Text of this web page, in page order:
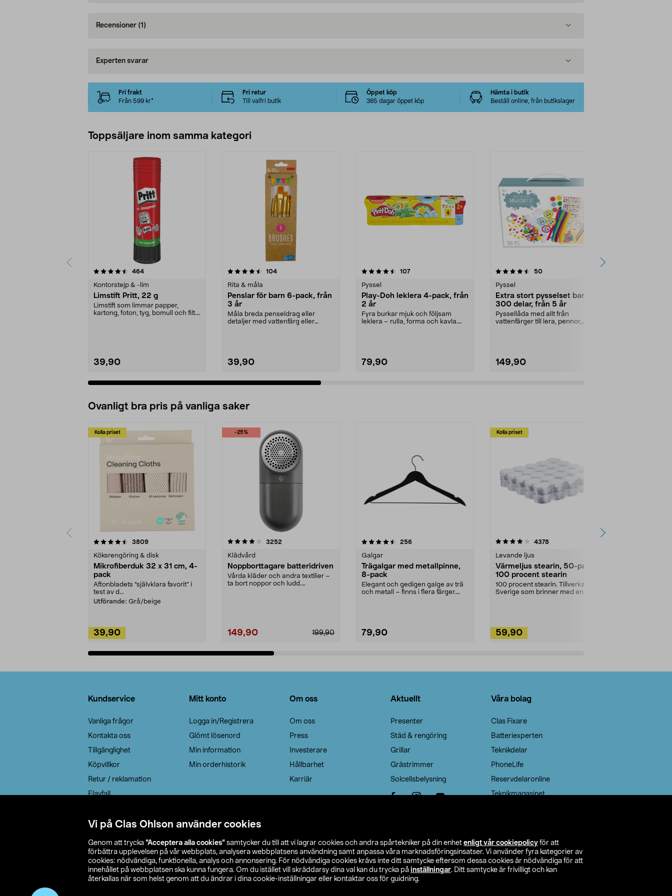
Vi på Clas Ohlson använder cookies
Genom att trycka ”Acceptera alla cookies” samtycker du till att vi lagrar cookies och andra spårtekniker på din enhet enligt vår cookiepolicy för att
förbättra upplevelsen på vår webbplats, analysera webbplatsens användning samt anpassa våra marknadsföringsinsatser. Vi använder fyra kategorier av
cookies: nödvändiga, funktionella, analys och annonsering. För nödvändiga cookies krävs inte ditt samtycke eftersom dessa cookies är nödvändiga för att
innehållet på webbplatsen ska kunna fungera. Om du istället vill skräddarsy dina val kan du trycka på inställningar. Ditt samtycke är frivilligt och kan
återkallas när som helst genom att du ändrar i dina cookie-inställningar eller kontaktar oss för guidning.
Recensioner (1)
Experten svarar
Fri frakt
Från 599 kr*
Fri retur
Till valfri butik
Öppet köp
365 dagar öppet köp
Hämta i butik
Beställ online, från butikslager
Toppsäljare inom samma kategori
464recensioner
Kontorstejp & -lim
Limstift Pritt, 22 g
Limstift som limmar papper,
kartong, foton, tyg, bomull och filt.
39,90
4.5 av 5 stjärnor 104recensioner
Rita & måla
Penslar för barn 6-pack, från
3 år
Måla breda penseldrag eller
detaljer med vattenfärg eller
39,90
4.5 av 5 stjärnor 107recensioner
Pyssel
Play-Doh leklera 4-pack, från
2 år
Fyra burkar mjuk och följsam
leklera – rulla, forma och kavla.
79,90
4.5 av 5 stjärnor 50recensioner
Pyssel
Extra stort pysselset barn,
300 delar, från 5 år
Pyssellåda med allt från
vattenfärger till lera, pennor,
149,90
4.5 av 5 stjärnor
Ovanligt bra pris på vanliga saker
Kolla priset
3809recensioner
Köksrengöring & disk
Mikrofiberduk 32 x 31 cm, 4-
pack
Aftonbladets "självklara favorit” i
test av d...
Utförande: Grå/beige
39,90
-25%
4.0av 5 stjärnor 3252
Klädvård
Noppborttagare batteridriven
Vårda kläder och andra textilier –
ta bort noppor och ludd.
199,90
149,90
4.5av 5 stjärnor 256recensioner
Galgar
Trägalgar med metallpinne,
8-pack
Elegant och gedigen galge av trä
och metall – finns i flera färger.
79,90
Kolla priset
4.0av 5 stjärnor 4378recensioner
Levande ljus
Värmeljus stearin, 50-pack,
100 procent stearin
100 procent stearin. Tillverkade i
Sverige som brinner med en
59,90
4.5av 5 stjärnor
Kundservice
Vanliga frågor
Kontakta oss
Tillgänglighet
Köpvillkor
Retur / reklamation
Elavfall
Leveransalternativ
Mitt konto
Logga in/Registrera
Glömt lösenord
Min information
Min orderhistorik
Om oss
Om oss
Press
Investerare
Hållbarhet
Karriär
Aktuellt
Presenter
Städ & rengöring
Grillar
Grästrimmer
Solcellsbelysning
Våra bolag
Clas Fixare
Batteriexperten
Teknikdelar
PhoneLife
Reservdelaronline
Teknikmagasinet